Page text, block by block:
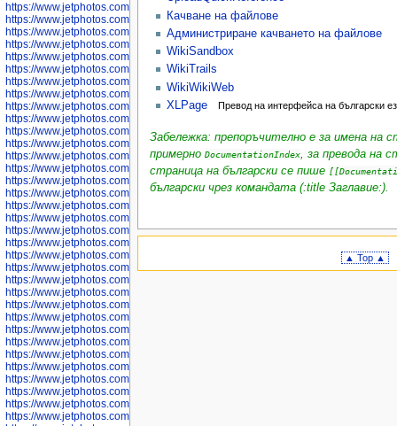
https://www.jetphotos.com/photographer/598341
https://www.jetphotos.com/photographer/598346
https://www.jetphotos.com/photographer/598349
https://www.jetphotos.com/photographer/598357
https://www.jetphotos.com/photographer/598366
https://www.jetphotos.com/photographer/598372
https://www.jetphotos.com/photographer/598374
https://www.jetphotos.com/photographer/598378
https://www.jetphotos.com/photographer/600028
https://www.jetphotos.com/photographer/600031
https://www.jetphotos.com/photographer/600032
https://www.jetphotos.com/photographer/600034
https://www.jetphotos.com/photographer/600036
https://www.jetphotos.com/photographer/600037
https://www.jetphotos.com/photographer/600039
https://www.jetphotos.com/photographer/600041
https://www.jetphotos.com/photographer/600042
https://www.jetphotos.com/photographer/600045
https://www.jetphotos.com/photographer/600046
https://www.jetphotos.com/photographer/600047
https://www.jetphotos.com/photographer/600048
https://www.jetphotos.com/photographer/600050
https://www.jetphotos.com/photographer/600051
https://www.jetphotos.com/photographer/600052
https://www.jetphotos.com/photographer/600053
https://www.jetphotos.com/photographer/600055
https://www.jetphotos.com/photographer/600057
https://www.jetphotos.com/photographer/600641
https://www.jetphotos.com/photographer/600644
https://www.jetphotos.com/photographer/600645
https://www.jetphotos.com/photographer/600646
https://www.jetphotos.com/photographer/602231
https://www.jetphotos.com/photographer/602240
https://www.jetphotos.com/photographer/602244
Качване на файлове
Администриране качването на файлове
WikiSandbox
WikiTrails
WikiWikiWeb
XLPage
Превод на интерфейса на български
Забележка: препоръчително е за имена на
примерно DocumentationIndex, за превода на
страница на български се пише
български чрез командата (:title Заглавие:).
▲ Top ▲